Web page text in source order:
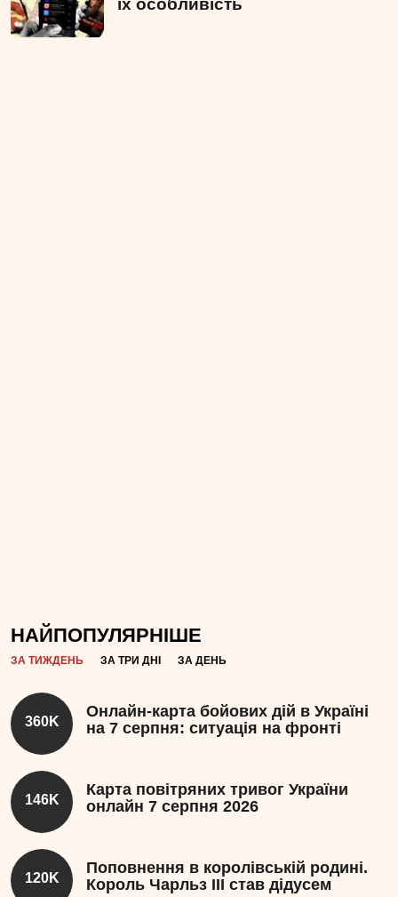
їх особливість
НАЙПОПУЛЯРНІШЕ
ЗА ТИЖДЕНЬ ЗА ТРИ ДНІ ЗА ДЕНЬ
360K
Онлайн-карта бойових дій в Україні
на 7 серпня: ситуація на фронті
146K
Карта повітряних тривог України
онлайн 7 серпня 2026
120K
Поповнення в королівській родині.
Король Чарльз III став дідусем